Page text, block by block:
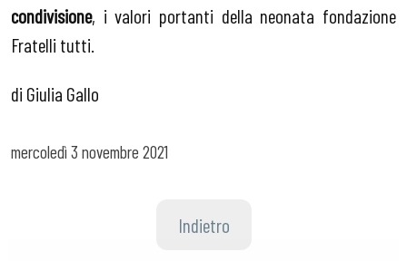
condivisione, i valori portanti della neonata fondazione
Fratelli tutti.
di Giulia Gallo
mercoledì 3 novembre 2021
Indietro